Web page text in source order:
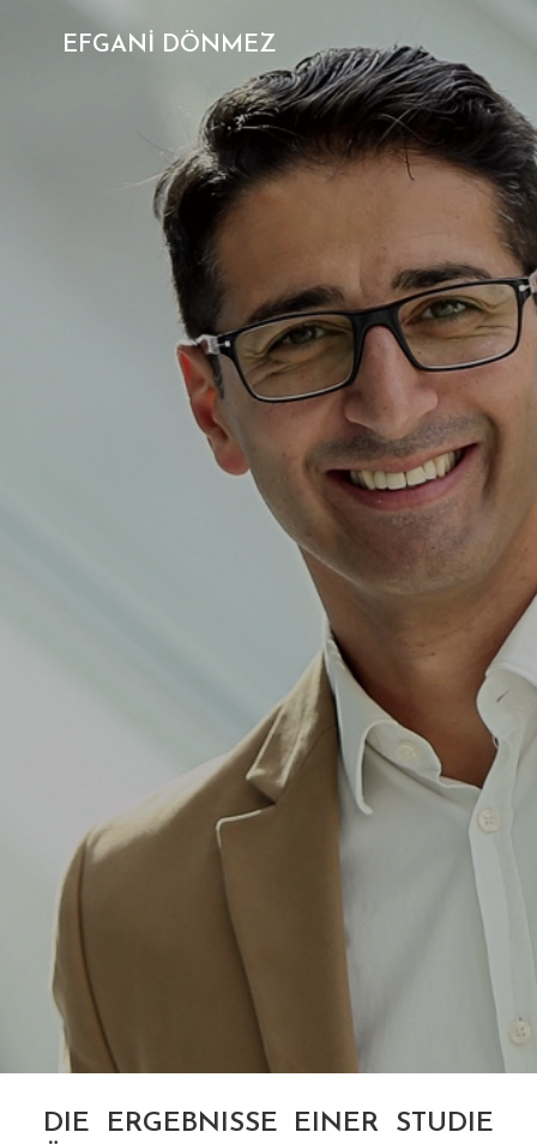
EFGANİ DÖNMEZ
DIE ERGEBNISSE EINER STUDIE